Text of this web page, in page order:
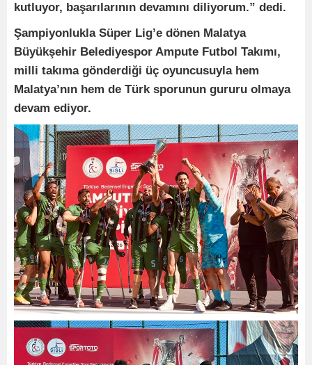
kutluyor, başarılarının devamını diliyorum.” dedi.
Şampiyonlukla Süper Lig’e dönen Malatya
Büyükşehir Belediyespor Ampute Futbol Takımı,
milli takıma gönderdiği üç oyuncusuyla hem
Malatya’nın hem de Türk sporunun gururu olmaya
devam ediyor.